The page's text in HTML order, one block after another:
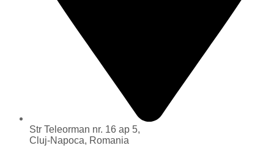
Str Teleorman nr. 16 ap 5,
Cluj-Napoca, Romania